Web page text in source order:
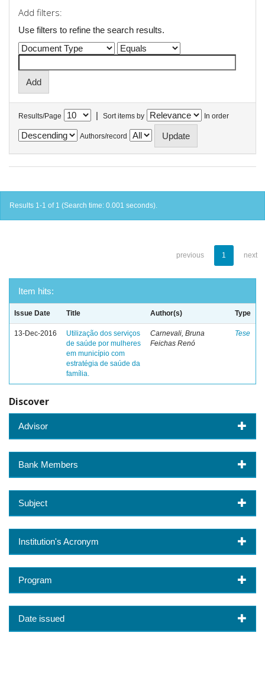
Add filters:
Use filters to refine the search results.
Results/Page | Sort items by In order
Authors/record
Results 1-1 of 1 (Search time: 0.001 seconds).
previous 1 next
Item hits:
Issue Date Title Author(s) Type
13-Dec-2016
Utilização dos serviços
de saúde por mulheres
em município com
estratégia de saúde da
família.
Carnevali, Bruna
Feichas Renó
Tese
Discover
Advisor
Bank Members
Subject
Institution's Acronym
Program
Date issued